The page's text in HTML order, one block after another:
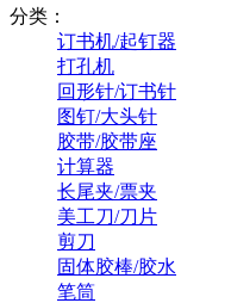
分类：
订书机/起钉器
打孔机
回形针/订书针
图钉/大头针
胶带/胶带座
计算器
长尾夹/票夹
美工刀/刀片
剪刀
固体胶棒/胶水
笔筒